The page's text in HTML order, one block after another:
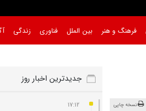
فرهنگ و هنر بین الملل فناوری زندگی
نسخه چاپی
جدیدترین اخبار روز
17:12